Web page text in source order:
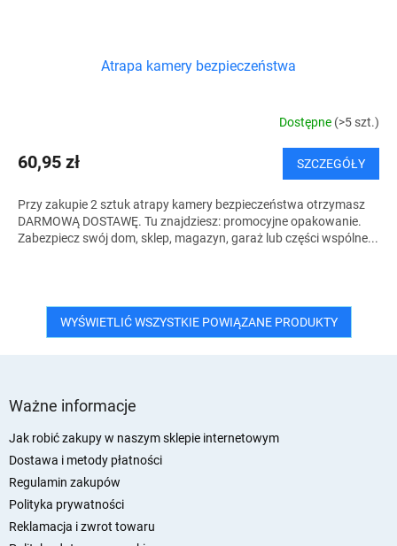
Atrapa kamery bezpieczeństwa
Dostępne (>5 szt.)
60,95 zł SZCZEGÓŁY
Przy zakupie 2 sztuk atrapy kamery bezpieczeństwa otrzymasz
DARMOWĄ DOSTAWĘ. Tu znajdziesz: promocyjne opakowanie.
Zabezpiecz swój dom, sklep, magazyn, garaż lub części wspólne...
WYŚWIETLIĆ WSZYSTKIE POWIĄZANE PRODUKTY
Ważne informacje
Jak robić zakupy w naszym sklepie internetowym
Dostawa i metody płatności
Regulamin zakupów
Polityka prywatności
Reklamacja i zwrot towaru